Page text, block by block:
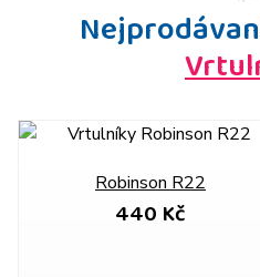
Robinson R22
440 Kč